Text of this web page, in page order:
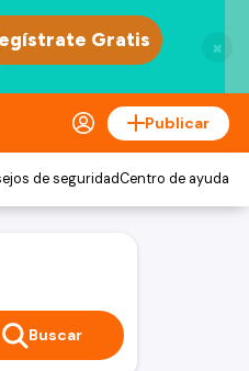
×
Publicar
de seguridadCentro de ayuda
Buscar